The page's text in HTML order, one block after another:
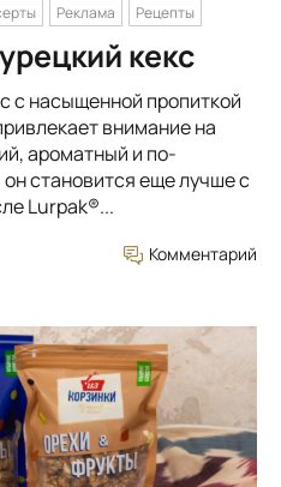
Реклама Рецепты
кекс
с насыщенной пропиткой
внимание на
ароматный и по-
становится еще лучше с
Lurpak®...
Комментарий